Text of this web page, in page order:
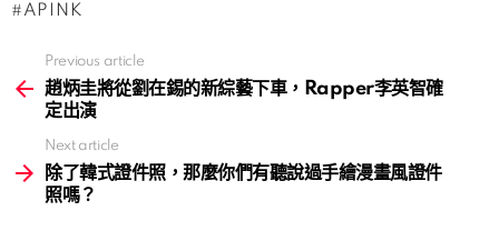
APINK
more
Previous article
趙炳圭將從劉在錫的新綜藝下車，Rapper李英智確
定出演
Next article
除了韓式證件照，那麼你們有聽說過手繪漫畫風證件
照嗎？